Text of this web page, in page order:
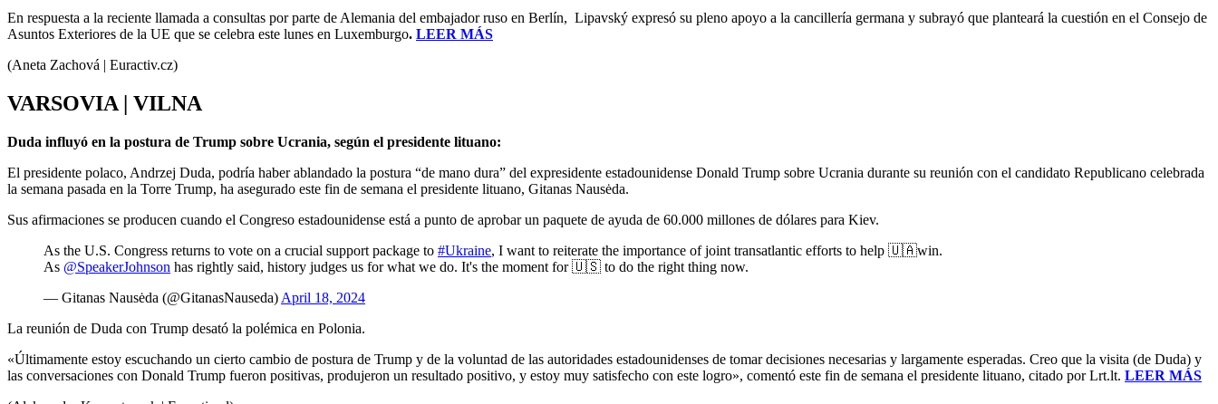
En respuesta a la reciente llamada a consultas por parte de Alemania del embajador ruso en Berlín, Lipavský expresó su pleno apoyo a la cancillería germana y subrayó que planteará la cuestión en el Consejo de
Asuntos Exteriores de la UE que se celebra este lunes en Luxemburgo. LEER MÁS
(Aneta Zachová | Euractiv.cz)
VARSOVIA | VILNA
Duda influyó en la postura de Trump sobre Ucrania, según el presidente lituano:
El presidente polaco, Andrzej Duda, podría haber ablandado la postura “de mano dura” del expresidente estadounidense Donald Trump sobre Ucrania durante su reunión con el candidato Republicano celebrada
la semana pasada en la Torre Trump, ha asegurado este fin de semana el presidente lituano, Gitanas Nausėda.
Sus afirmaciones se producen cuando el Congreso estadounidense está a punto de aprobar un paquete de ayuda de 60.000 millones de dólares para Kiev.
As the U.S. Congress returns to vote on a crucial support package to #Ukraine, I want to reiterate the importance of joint transatlantic efforts to help 🇺🇦win.
As @SpeakerJohnson has rightly said, history judges us for what we do. It's the moment for 🇺🇸 to do the right thing now.
— Gitanas Nausėda (@GitanasNauseda) April 18, 2024
La reunión de Duda con Trump desató la polémica en Polonia.
«Últimamente estoy escuchando un cierto cambio de postura de Trump y de la voluntad de las autoridades estadounidenses de tomar decisiones necesarias y largamente esperadas. Creo que la visita (de Duda) y
las conversaciones con Donald Trump fueron positivas, produjeron un resultado positivo, y estoy muy satisfecho con este logro», comentó este fin de semana el presidente lituano, citado por Lrt.lt. LEER MÁS